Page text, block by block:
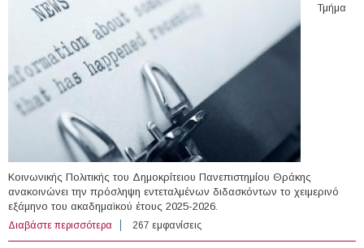
Τμήμα
Κοινωνικής Πολιτικής του Δημοκρίτειου Πανεπιστημίου Θράκης
ανακοινώνει την πρόσληψη εντεταλμένων διδασκόντων το χειμερινό
εξάμηνο του ακαδημαϊκού έτους 2025-2026.
Διαβάστε περισσότερα για Εντεταλμένοι Διδλασκοντες στο Τμήμα Κοινωνικής
Πολιτικής του Δ.Π.Θ.
267 εμφανίσεις